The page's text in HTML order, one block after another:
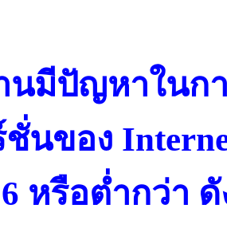
มีปัญหาในกา
ชั่นของ
หรือต่ำกว่า